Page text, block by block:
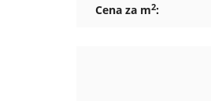
Cena za m2: